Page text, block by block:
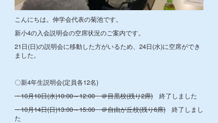
こんにちは。伸学会代表の菊池です。
新小4の入会説明会の空席状況のご案内です。
21日(日)の説明会に移動した方がいるため、24日(水)に空席ができ
ました。
〇新4年生説明会(定員各12名)
・10月10日(水)10:00～12:00 ＠目黒校(残り2席) 終了しました
・10月14日(日)13:00～15:00 ＠自由が丘校(残り6席) 終了しまし
た